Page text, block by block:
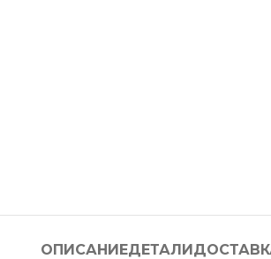
ОПИСАНИЕДЕТАЛИ